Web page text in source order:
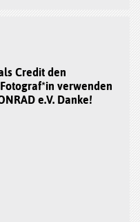
Credit den
verwenden
e.V. Danke!